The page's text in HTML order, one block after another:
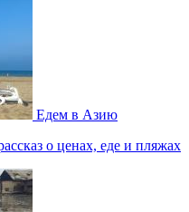
Едем в Азию
о ценах, еде и пляжах